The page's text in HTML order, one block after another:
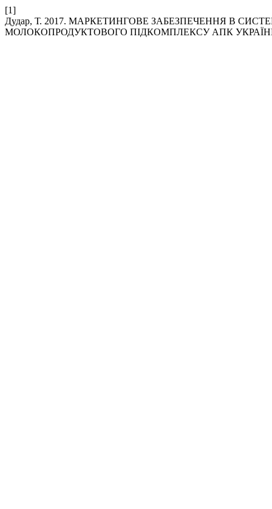
[1]
Дудар, Т. 2017. МАРКЕТИНГОВЕ ЗАБЕЗПЕЧЕННЯ В
МОЛОКОПРОДУКТОВОГО ПІДКОМПЛЕКСУ АПК